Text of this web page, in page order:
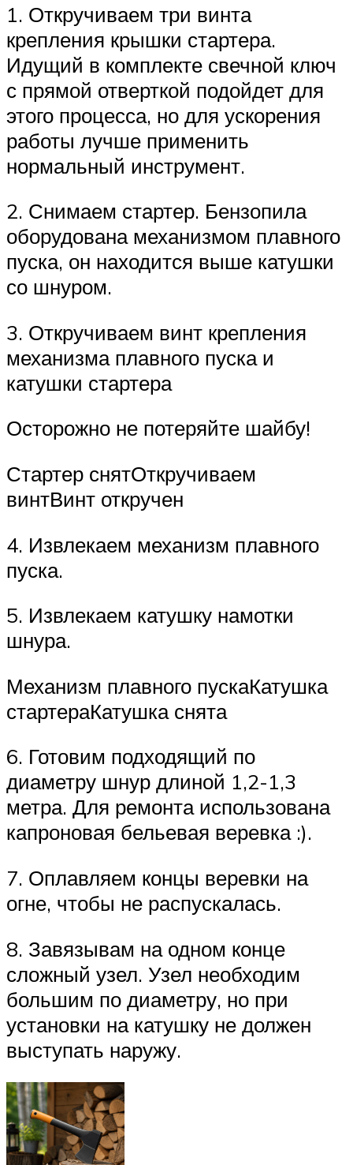
1. Откручиваем три винта
крепления крышки стартера.
Идущий в комплекте свечной ключ
с прямой отверткой подойдет для
этого процесса, но для ускорения
работы лучше применить
нормальный инструмент.
2. Снимаем стартер. Бензопила
оборудована механизмом плавного
пуска, он находится выше катушки
со шнуром.
3. Откручиваем винт крепления
механизма плавного пуска и
катушки стартера
Осторожно не потеряйте шайбу!
Стартер снятОткручиваем
винтВинт откручен
4. Извлекаем механизм плавного
пуска.
5. Извлекаем катушку намотки
шнура.
Механизм плавного пускаКатушка
стартераКатушка снята
6. Готовим подходящий по
диаметру шнур длиной 1,2-1,3
метра. Для ремонта использована
капроновая бельевая веревка :).
7. Оплавляем концы веревки на
огне, чтобы не распускалась.
8. Завязывам на одном конце
сложный узел. Узел необходим
большим по диаметру, но при
установки на катушку не должен
выступать наружу.